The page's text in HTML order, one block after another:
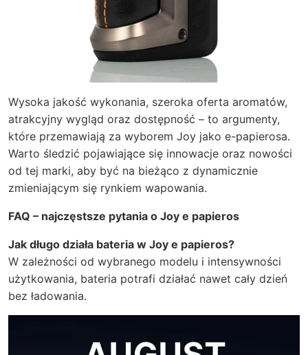
Wysoka jakość wykonania, szeroka oferta aromatów,
atrakcyjny wygląd oraz dostępność – to argumenty,
które przemawiają za wyborem Joy jako e-papierosa.
Warto śledzić pojawiające się innowacje oraz nowości
od tej marki, aby być na bieżąco z dynamicznie
zmieniającym się rynkiem wapowania.
FAQ – najczęstsze pytania o Joy e papieros
Jak długo działa bateria w Joy e papieros?
W zależności od wybranego modelu i intensywności
użytkowania, bateria potrafi działać nawet cały dzień
bez ładowania.